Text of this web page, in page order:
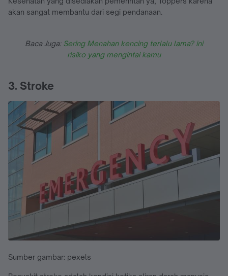
akan sangat membantu dari segi pendanaan.
Baca Juga: Sering Menahan kencing terlalu lama? ini
risiko yang mengintai kamu
3. Stroke
Sumber gambar: pexels